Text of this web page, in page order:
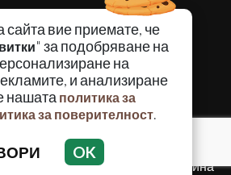
сайта вие приемате, че
" за подобряване на
на
и анализиране
нашата политика за
за поверителност.
OK
КРИМИНАЛНО
ИНЦИДЕНТИ
АНАЛИЗИ
ПО СВЕТА
ТЕМИ
на част или цялото
без разрешение на Медийна